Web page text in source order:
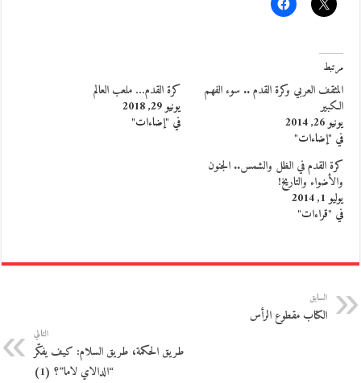
مرتبط
المثقف العربي وكرة القدم .. سوء الفهم
الكبير
يونيو 26, 2014
في "إضاءات"
كرة القدم… ملعب العالم
يونيو 29, 2018
في "إضاءات"
كرة القدم في الظل والشمس.. الجنون
والأضواء والتاريخ!
يوليو 1, 2014
في "قراءات"
السابق
الكتاب مقطوع الرأس
التالي
طريق الحكمة، طريق السلام: كيف يفكّر
“الدالاي لاما”؟ (1)